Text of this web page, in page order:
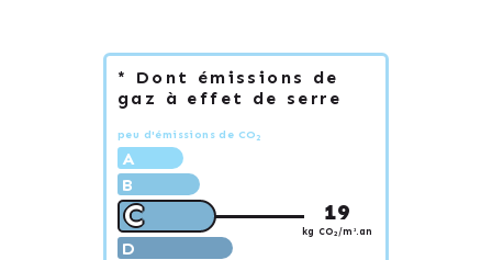
* Dont émissions de
gaz à effet de serre
peu d'émissions de CO 2
A
B
C 19
kg CO2 /m².an
D